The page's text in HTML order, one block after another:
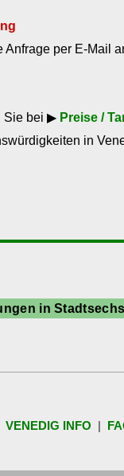
Anfrage per E-Mail
Sie bei ▶ Preise /
in
in
Marco
VENEDIG INFO